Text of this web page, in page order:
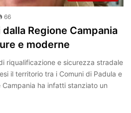
66
Regione Campania
e moderne
riqualificazione e sicurezza stradale
il territorio tra i Comuni di Padula e
Campania ha infatti stanziato un